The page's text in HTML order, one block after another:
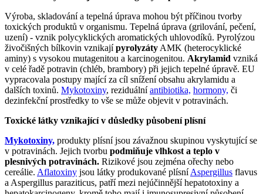
Výroba, skladování a tepelná úprava mohou být příčinou tvorby
toxických produktů v organismu. Tepelná úprava (grilování, pečení,
uzení) - vznik polycyklických aromatických uhlovodíků. Pyrolýzou
živočišných bílkovin vznikajípyrolyzáty AMK (heterocyklické
aminy) s vysokou mutagenitou a karcinogenitou. Akrylamid vzniká
v celé řadě potravin (chléb, brambory) při jejich tepelné úpravě. EU
vypracovala postupy mající za cíl snížení obsahu akrylamidu a
dalších toxinů. Mykotoxiny, reziduálníantibiotika, hormony, či
dezinfekční prostředky to vše se může objevit v potravinách.
Toxické látky vznikající v důsledky působení plísní
Mykotoxiny, produkty plísní jsou závažnou skupinou vyskytující se
v potravinách. Jejich tvorbu podmiňuje vlhkost a teplo v
plesnivých potravinách. Rizikové jsou zejména ořechy nebo
cereálie. Aflatoxiny jsou látky produkované plísníAspergillus flavus
a Aspergillus paraziticus, patří mezi nejúčinnější hepatotoxiny a